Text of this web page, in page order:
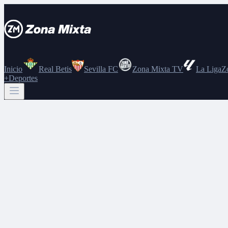
Inicio Real Betis Sevilla FC Zona Mixta TV La Liga
+Deportes